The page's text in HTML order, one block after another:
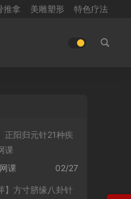
推拿 美雕塑形 特色疗法
正阳归元针21种疾
课
02/27
课
】方寸脐缘八卦针